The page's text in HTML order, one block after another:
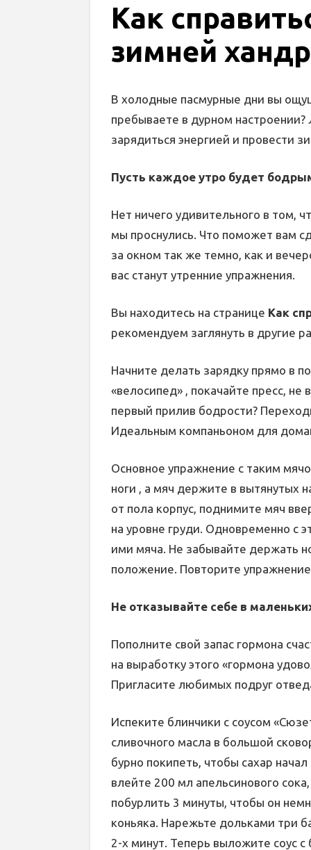
Как
зимней
В холодные пасмурные дни вы
пребываете в дурном
зарядиться энергией и провести
Пусть каждое утро будет
Нет ничего удивительного в том,
мы проснулись. Что поможет вам
за окном так же темно, как и
вас станут утренние упражнения.
Вы находитесь на странице Как
рекомендуем заглянуть в другие
Начните делать зарядку прямо в
«велосипед» , покачайте пресс,
первый прилив бодрости?
Идеальным компаньоном для
Основное упражнение с таким
ноги , а мяч держите в вытянутых
от пола корпус, поднимите мяч
на уровне груди. Одновременно с
ими мяча. Не забывайте держать
положение. Повторите
Не отказывайте себе в
Пополните свой запас гормона
на выработку этого «гормона
Пригласите любимых подруг
Испеките блинчики с соусом
сливочного масла в большой
бурно покипеть, чтобы сахар
влейте 200 мл апельсинового
побурлить 3 минуты, чтобы он
коньяка. Нарежьте дольками три
2-х минут. Теперь выложите соус с